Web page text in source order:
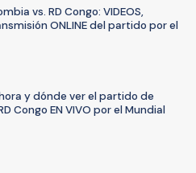
vs. RD Congo: VIDEOS,
ONLINE del partido por el
y dónde ver el partido de
Congo EN VIVO por el Mundial